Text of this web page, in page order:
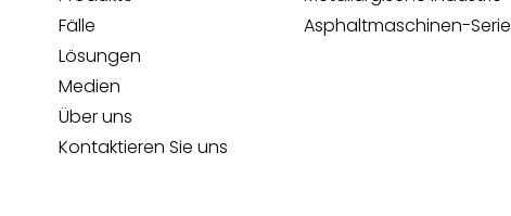
Fälle
Lösungen
Medien
Über uns
Kontaktieren Sie uns
Asphaltmaschinen-Serie